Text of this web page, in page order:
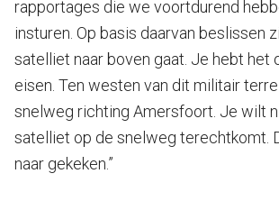
rapportages die we voortdurend
insturen. Op basis daarvan beslissen
satelliet naar boven gaat. Je hebt het
eisen. Ten westen van dit militair
snelweg richting Amersfoort. Je wilt
satelliet op de snelweg terechtkomt.
naar gekeken.”